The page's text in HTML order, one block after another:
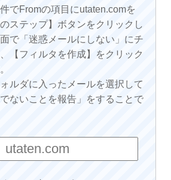
でFromの項目にutaten.comを
ステップ】ボタンをクリックし
で「迷惑メールにしない」にチ
【フィルタを作成】をクリック
ルダに入ったメールを選択して
でないことを報告」をすることで